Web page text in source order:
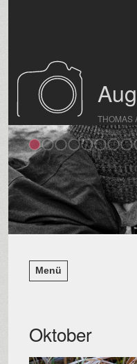
THOMAS
Menü
Oktober